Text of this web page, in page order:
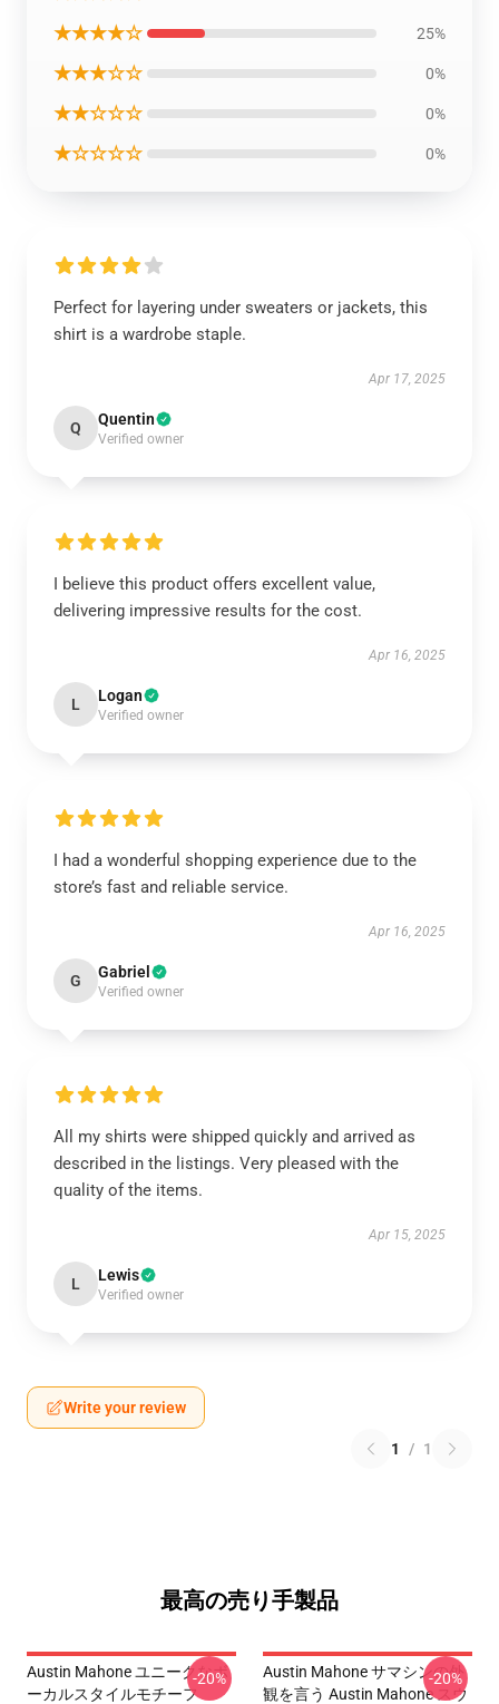
★★★★☆ 25%
★★★☆☆ 0%
★★☆☆☆ 0%
★☆☆☆☆ 0%
Perfect for layering under sweaters or jackets, this
shirt is a wardrobe staple.
Apr 17, 2025
Q Quentin
Verified owner
I believe this product offers excellent value,
delivering impressive results for the cost.
Apr 16, 2025
L Logan
Verified owner
I had a wonderful shopping experience due to the
store’s fast and reliable service.
Apr 16, 2025
G Gabriel
Verified owner
All my shirts were shipped quickly and arrived as
described in the listings. Very pleased with the
quality of the items.
Apr 15, 2025
L Lewis
Verified owner
Write your review
1 / 1
最高の売り手製品
Austin Mahone ユニークなボ
ーカルスタイルモチーフ
-20%
Austin Mahone サマシンの外
観を言う Austin Mahone スウ
-20%